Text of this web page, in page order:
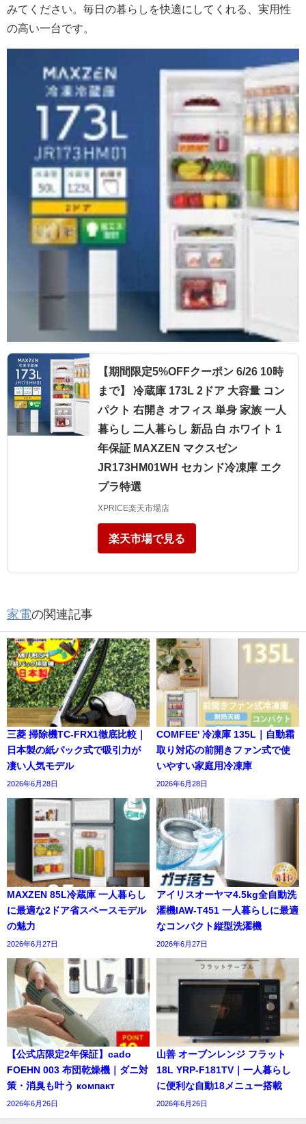
みてください。毎日の暮らしを快適にしてくれる、実用性
の高い一台です。
【期間限定5%OFFクーポン 6/26 10時
まで】 冷蔵庫 173L 2ドア 大容量 コン
パクト 右開き オフィス 単身 家族 一人
暮らし 二人暮らし 新品 白 ホワイト 1
年保証 MAXZEN マクスゼン
JR173HM01WH セカンド冷凍庫 エク
プラ特選
XPRICE楽天市場店
楽天市場で見る
家電の関連記事
三菱 掃除機TC-FRX1徹底比較｜
日本製の紙パック式で吸引力が
凄い人気モデル
2026年6月28日
COMFEE' 冷凍庫 135L｜自動霜
取り対応の前開きファン式で使
いやすい家庭用冷凍庫
2026年6月28日
MAXZEN 85L冷蔵庫 一人暮らし
に最適な2ドア省スペースモデル
の魅力
2026年6月27日
アイリスオーヤマ4.5kg全自動洗
濯機IAW-T451 一人暮らしに最適
なコンパクト縦型洗濯機
2026年6月27日
【公式店限定2年保証】cado
FOEHN 003 布団乾燥機｜ダニ対
策・消臭も叶う компакт
2026年6月26日
山善 オーブンレンジ フラット
18L YRP-F181TV｜一人暮らし
に便利な自動18メニュー搭載
2026年6月26日